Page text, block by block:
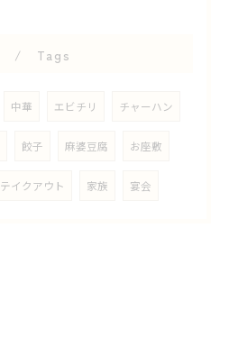
Tags
中華 エビチリ チャーハン
餃子 麻婆豆腐 お座敷
テイクアウト 家族 宴会